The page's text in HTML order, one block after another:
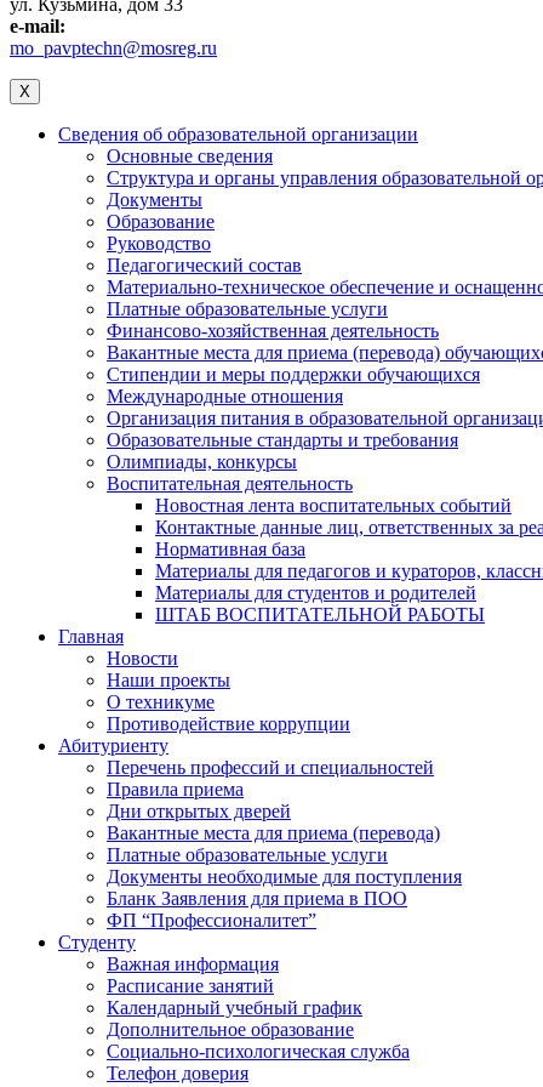
e-mail:
mo_pavptechn@mosreg.ru
X
Сведения об образовательной организации
Основные сведения
Структура и органы управления образовательной
Документы
Образование
Руководство
Педагогический состав
Материально-техническое обеспечение и
Платные образовательные услуги
Финансово-хозяйственная деятельность
Вакантные места для приема (перевода)
Стипендии и меры поддержки обучающихся
Международные отношения
Организация питания в образовательной
Образовательные стандарты и требования
Олимпиады, конкурсы
Воспитательная деятельность
Новостная лента воспитательных событий
Контактные данные лиц, ответственных за
Нормативная база
Материалы для педагогов и кураторов,
Материалы для студентов и родителей
ШТАБ ВОСПИТАТЕЛЬНОЙ РАБОТЫ
Главная
Новости
Наши проекты
О техникуме
Противодействие коррупции
Абитуриенту
Перечень профессий и специальностей
Правила приема
Дни открытых дверей
Вакантные места для приема (перевода)
Платные образовательные услуги
Документы необходимые для поступления
Бланк Заявления для приема в ПОО
ФП “Профессионалитет”
Студенту
Важная информация
Расписание занятий
Календарный учебный график
Дополнительное образование
Социально-психологическая служба
Телефон доверия